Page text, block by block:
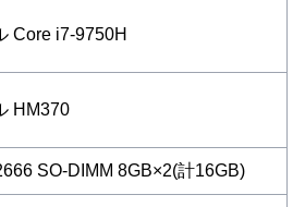
Core i7-9750H
HM370
SO-DIMM 8GB×2(計16GB)